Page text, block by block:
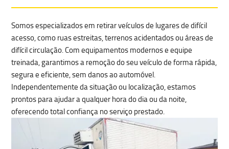
Somos especializados em retirar veículos de lugares de difícil
acesso, como ruas estreitas, terrenos acidentados ou áreas de
difícil circulação. Com equipamentos modernos e equipe
treinada, garantimos aremoção do seu veículo de forma rápida,
segura e eficiente, sem danos ao automóvel.
Independentemente da situação ou localização, estamos
prontos para ajudar a qualquer hora do dia ou da noite,
oferecendo total confiança no serviço prestado.